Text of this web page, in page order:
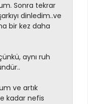
Sonra tekrar
dinledim..ve
bir kez daha
aynı ruh
ve artık
kadar nefis